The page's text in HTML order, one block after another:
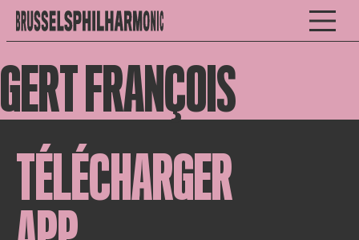
GERT FRANÇOIS
TÉLÉCHARGER